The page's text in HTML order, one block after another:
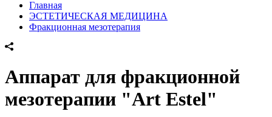
Главная
ЭСТЕТИЧЕСКАЯ МЕДИЦИНА
Фракционная мезотерапия
Аппарат для фракционной
мезотерапии "Art Estel"